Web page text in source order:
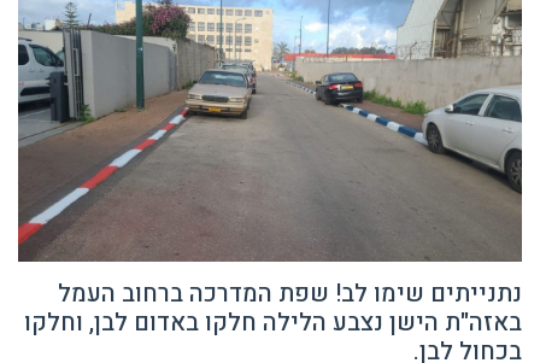
נתנייתים שימו לב! שפת המדרכה ברחוב העמל
באזה"ת הישן נצבע הלילה חלקו באדום לבן, וחלקו
בכחול לבן.